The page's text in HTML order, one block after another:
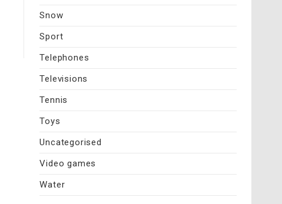
Snow
Sport
Telephones
Televisions
Tennis
Toys
Uncategorised
Video games
Water